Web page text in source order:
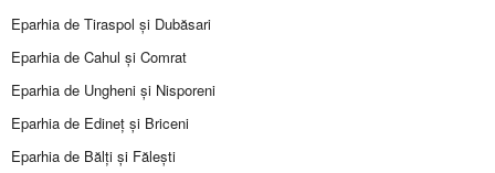
Eparhia de Tiraspol și Dubăsari
Eparhia de Cahul și Comrat
Eparhia de Ungheni și Nisporeni
Eparhia de Edineţ şi Briceni
Eparhia de Bălţi şi Făleşti